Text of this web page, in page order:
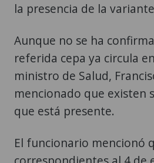
la presencia de la
Aunque no se ha
referida cepa ya circula
ministro de Salud,
mencionado que existen
que está presente.
El funcionario mencionó